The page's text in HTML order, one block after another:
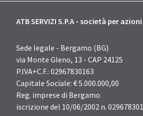
ATB SERVIZI S.P.A - società per
Sede legale - Bergamo (BG)
via Monte Gleno, 13 - CAP 24125
P.IVA+C.F.: 02967830163
Capitale Sociale: € 5.000.000,00
Reg. imprese di Bergamo
iscrizione del 10/06/2002 n.